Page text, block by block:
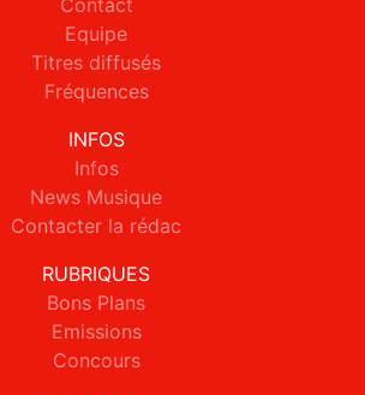
Contact
Equipe
Titres diffusés
Fréquences
INFOS
Infos
News Musique
Contacter la rédac
RUBRIQUES
Bons Plans
Emissions
Concours